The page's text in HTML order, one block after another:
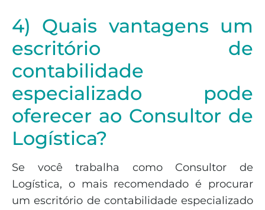
4) Quais vantagens um
escritório de
contabilidade
especializado pode
oferecer ao Consultor de
Logística?
Se você trabalha como Consultor de
Logística, o mais recomendado é procurar
um escritório de contabilidade especializado